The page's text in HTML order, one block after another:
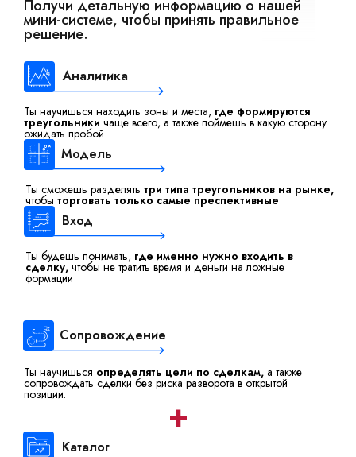
Получи детальную информацию о нашей
мини-системе, чтобы принять правильное
решение.
Сопровождение
Ты научишься определять цели по сделкам, а также
сопровождать сделки без риска разворота в открытой
позиции. +
Каталог
Аналитика
Ты научишься находить зоны и места, где формируются
треугольники чаще всего, а также поймешь в какую сторону
ожидать пробой
Модель
Ты сможешь разделять три типа треугольников на рынке,
чтобы торговать только самые преспективные
Вход
Ты будешь понимать, где именно нужно входить в
сделку, чтобы не тратить время и деньги на ложные
формации